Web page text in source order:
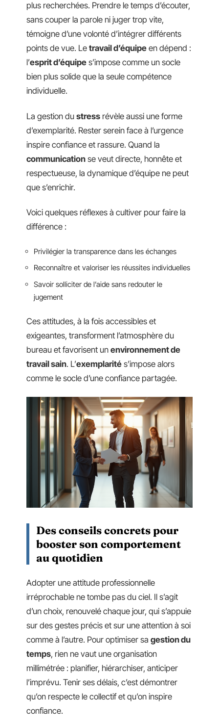
plus recherchées. Prendre le temps d’écouter,
sans couper la parole ni juger trop vite,
témoigne d’une volonté d’intégrer différents
points de vue. Le travail d’équipe en dépend :
l’esprit d’équipe s’impose comme un socle
bien plus solide que la seule compétence
individuelle.
La gestion du stress révèle aussi une forme
d’exemplarité. Rester serein face à l’urgence
inspire confiance et rassure. Quand la
communication se veut directe, honnête et
respectueuse, la dynamique d’équipe ne peut
que s’enrichir.
Voici quelques réflexes à cultiver pour faire la
différence :
Privilégier la transparence dans les échanges
Reconnaître et valoriser les réussites individuelles
Savoir solliciter de l’aide sans redouter le
jugement
Ces attitudes, à la fois accessibles et
exigeantes, transforment l’atmosphère du
bureau et favorisent un environnement de
travail sain. L’exemplarité s’impose alors
comme le socle d’une confiance partagée.
Des conseils concrets pour
booster son comportement
au quotidien
Adopter une attitude professionnelle
irréprochable ne tombe pas du ciel. Il s’agit
d’un choix, renouvelé chaque jour, qui s’appuie
sur des gestes précis et sur une attention à soi
comme à l’autre. Pour optimiser sa gestion du
temps, rien ne vaut une organisation
millimétrée : planifier, hiérarchiser, anticiper
l’imprévu. Tenir ses délais, c’est démontrer
qu’on respecte le collectif et qu’on inspire
confiance.